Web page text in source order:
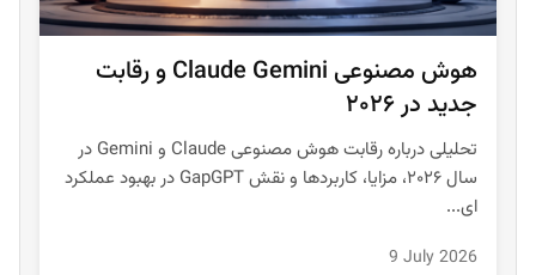
هوش مصنوعی Claude Gemini و رقابت
جدید در ۲۰۲۶
تحلیلی درباره رقابت هوش مصنوعی Claude و Gemini در
سال ۲۰۲۶، مزایا، کاربردها و نقش GapGPT در بهبود عملکرد
ای...
9 July 2026